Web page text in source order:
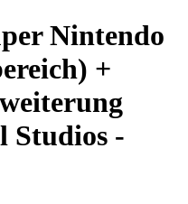
Nintendo
+
Studios -